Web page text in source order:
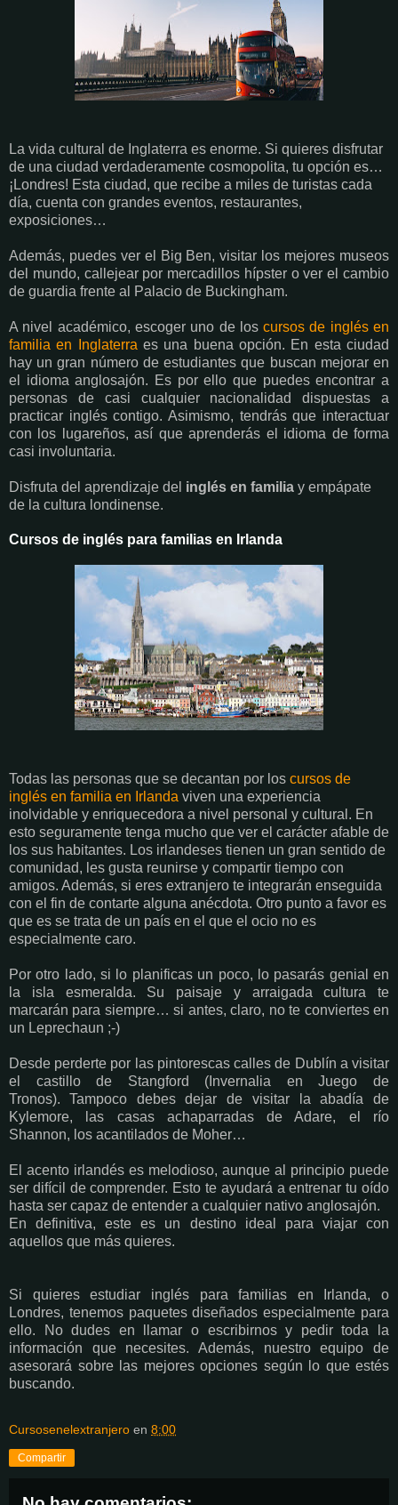
La vida cultural de Inglaterra es enorme. Si quieres disfrutar
de una ciudad verdaderamente cosmopolita, tu opción es…
¡Londres! Esta ciudad, que recibe a miles de turistas cada
día, cuenta con grandes eventos, restaurantes,
exposiciones…
Además, puedes ver el Big Ben, visitar los mejores museos
del mundo, callejear por mercadillos hípster o ver el cambio
de guardia frente al Palacio de Buckingham.
A nivel académico, escoger uno de loscursos de inglés en
familia en Inglaterra es una buena opción. En esta ciudad
hay un gran número de estudiantes que buscan mejorar en
el idioma anglosajón. Es por ello que puedes encontrar a
personas de casi cualquier nacionalidad dispuestas a
practicar inglés contigo. Asimismo, tendrás que interactuar
con los lugareños, así que aprenderás el idioma de forma
casi involuntaria.
Disfruta del aprendizaje del inglés en familia y empápate
de la cultura londinense.
Cursos de inglés para familias en Irlanda
Todas las personas que se decantan por los cursos de
inglés en familia en Irlanda viven una experiencia
inolvidable y enriquecedora a nivel personal y cultural. En
esto seguramente tenga mucho que ver el carácter afable de
los sus habitantes. Los irlandeses tienen un gran sentido de
comunidad, les gusta reunirse y compartir tiempo con
amigos. Además, si eres extranjero te integrarán enseguida
con el fin de contarte alguna anécdota. Otro punto a favor es
que es se trata de un país en el que el ocio no es
especialmente caro.
Por otro lado, si lo planificas un poco, lo pasarás genial en
la isla esmeralda. Su paisaje y arraigada cultura te
marcarán para siempre… si antes, claro, no te conviertes en
un Leprechaun ;-)
Desde perderte por las pintorescas calles de Dublín a visitar
el castillo de Stangford (Invernalia en Juego de
Tronos).
Tampoco debes dejar de visitar la abadía de
Kylemore, las casas achaparradas de Adare, el río
Shannon, los acantilados de Moher…
El acento irlandés es melodioso, aunque al principio puede
ser difícil de comprender. Esto te ayudará a entrenar tu oído
hasta ser capaz de entender a cualquier nativo anglosajón.
En definitiva, este es un destino ideal para viajar con
aquellos que más quieres.
Si quieres estudiar inglés para familias en Irlanda, o
Londres, tenemos paquetes diseñados especialmente para
ello. No dudes en llamar o escribirnos y pedir toda la
información que necesites. Además, nuestro equipo de
asesorará sobre las mejores opciones según lo que estés
buscando.
Cursosenelextranjero en 8:00
Compartir